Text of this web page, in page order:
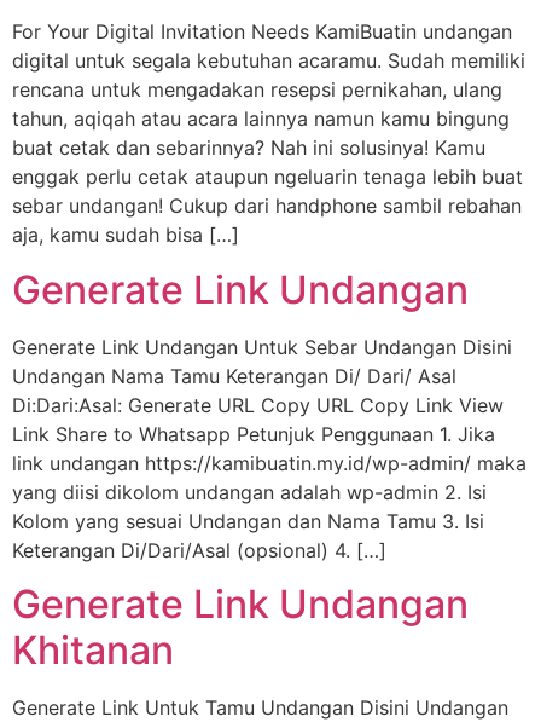
For Your Digital Invitation Needs KamiBuatin undangan
digital untuk segala kebutuhan acaramu. Sudah memiliki
rencana untuk mengadakan resepsi pernikahan, ulang
tahun, aqiqah atau acara lainnya namun kamu bingung
buat cetak dan sebarinnya? Nah ini solusinya! Kamu
enggak perlu cetak ataupun ngeluarin tenaga lebih buat
sebar undangan! Cukup dari handphone sambil rebahan
aja, kamu sudah bisa […]
Generate Link Undangan
Generate Link Undangan Untuk Sebar Undangan Disini
Undangan Nama Tamu Keterangan Di/ Dari/ Asal
Di:Dari:Asal: Generate URL Copy URL Copy Link View
Link Share to Whatsapp Petunjuk Penggunaan 1. Jika
link undangan https://kamibuatin.my.id/wp-admin/ maka
yang diisi dikolom undangan adalah wp-admin 2. Isi
Kolom yang sesuai Undangan dan Nama Tamu 3. Isi
Keterangan Di/Dari/Asal (opsional) 4. […]
Generate Link Undangan
Khitanan
Generate Link Untuk Tamu Undangan Disini Undangan